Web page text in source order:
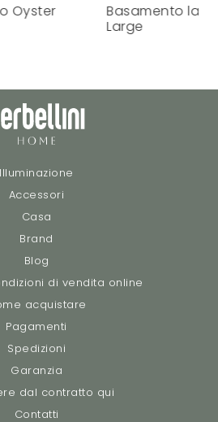
Oyster
Basamento
Large
Illuminazione
Accessori
Casa
Brand
Blog
di vendita online
acquistare
Pagamenti
Spedizioni
Garanzia
dal contratto qui
Contatti